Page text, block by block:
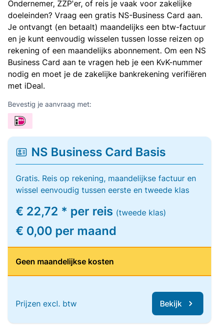
Ondernemer, ZZP'er, of reis je vaak voor zakelijke
doeleinden? Vraag een gratis NS-Business Card aan.
Je ontvangt (en betaalt) maandelijks een btw-factuur
en je kunt eenvoudig wisselen tussen losse reizen op
rekening of een maandelijks abonnement. Om een NS
Business Card aan te vragen heb je een KvK-nummer
nodig en moet je de zakelijke bankrekening verifiëren
met iDeal.
Bevestig je aanvraag met:
NS Business Card Basis
Gratis. Reis op rekening, maandelijkse factuur en
wissel eenvoudig tussen eerste en tweede klas
€ 22,72 * per reis (tweede klas)
€ 0,00 per maand
Geen maandelijkse kosten
Prijzen excl. btw Bekijk